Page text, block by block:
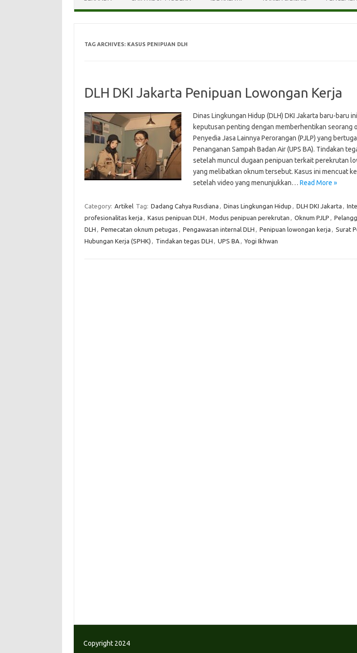
TAG ARCHIVES: KASUS PENIPUAN DLH
DLH DKI Jakarta Penipuan Lowongan Kerja
Dinas Lingkungan Hidup (DLH) DKI Jakarta baru-baru
keputusan penting dengan memberhentikan seorang
Penyedia Jasa Lainnya Perorangan (PJLP) yang
Penanganan Sampah Badan Air (UPS BA). Tindakan
setelah muncul dugaan penipuan terkait perekrutan
yang melibatkan oknum tersebut. Kasus ini mencuat
setelah video yang menunjukkan… Read More »
Category: Artikel Tag: Dadang Cahya Rusdiana , Dinas Lingkungan Hidup , DLH DKI Jakarta ,
profesionalitas kerja , Kasus penipuan DLH , Modus penipuan perekrutan , Oknum PJLP ,
DLH , Pemecatan oknum petugas , Pengawasan internal DLH , Penipuan lowongan kerja , Surat
Hubungan Kerja (SPHK) , Tindakan tegas DLH , UPS BA , Yogi Ikhwan
Copyright 2024